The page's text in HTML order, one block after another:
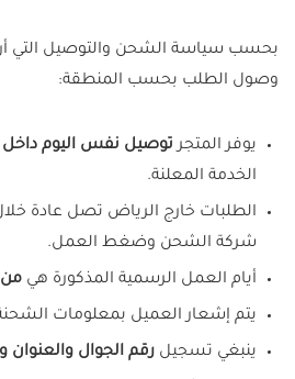
بحسب سياسة الشحن والتوصيل التي
وصول الطلب بحسب المنطقة:
يوفر المتجرتوصيل نفس اليوم داخل
الخدمة المعلنة.
الطلبات خارج الرياض تصل عادة
شركة الشحن وضغط العمل.
أيام العمل الرسمية المذكورة هي من
يتم إشعار العميل بمعلومات
ينبغي تسجيل رقم الجوال والعنوان